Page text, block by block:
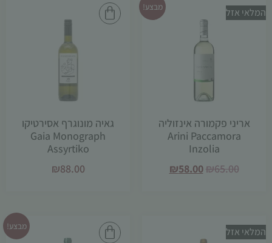
מבצע!
אריני פקמורה אינזוליה
Arini Paccamora
Inzolia
₪65.00
₪58.00
המלאי אזל
גאיה מונוגרף אסירטיקו
Gaia Monograph
Assyrtiko
₪88.00
המלאי אזל מבצע!
אופציונליים.
הם נדרשים
תפקוד האתר
ומבנהו,
בהתבסס על
אופן השימוש
חוויית
משתמש